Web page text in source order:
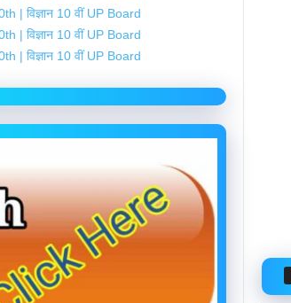
| विज्ञान 10 वीं UP Board
| विज्ञान 10 वीं UP Board
| विज्ञान 10 वीं UP Board